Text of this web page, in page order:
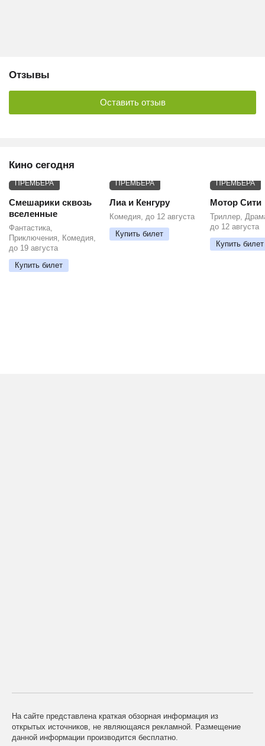
Отзывы
Оставить отзыв
Кино сегодня
ПРЕМЬЕРА
Смешарики сквозь
вселенные
Фантастика,
Приключения, Комедия,
до 19 августа
Купить билет
ПРЕМЬЕРА
Лиа и Кенгуру
Комедия, до 12 августа
Купить билет
ПРЕМЬЕРА
Мотор Сити
Триллер,
до 12 августа
Купить билет
На сайте представлена краткая обзорная информация из
открытых источников, не являющаяся рекламной. Размещение
данной информации производится бесплатно.